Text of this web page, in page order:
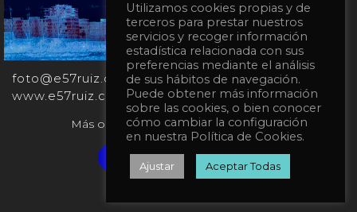
+34
651
862
863
foto@e57ruiz.com
www.e57ruiz.com
Más obras en la galería virtual Singulart:
Verified artist on Singulart
Utilizamos cookies propias y de
terceros para prestar nuestros
servicios y recoger información
estadística relacionada con sus
preferencias mediante el análisis
de sus hábitos de navegación.
Puede obtener más información
sobre las cookies, o bien conocer
cómo cambiar la configuración
en nuestra Política de Cookies.
Ajustar Aceptar Todas